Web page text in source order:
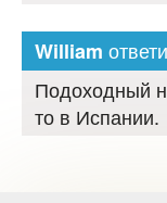
William
Подоходный
то в Испании.